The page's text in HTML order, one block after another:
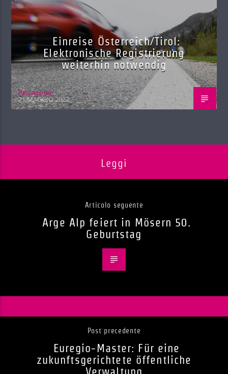
Einreise Österreich/Tirol:
Elektronische Registrierung
weiterhin notwendig
Red.azione
21 MAGGIO 2022
Leggi
Articolo seguente
Arge Alp feiert in Mösern 50.
Geburtstag
Post precedente
Euregio-Master: Für eine
zukunftsgerichtete öffentliche
Verwaltung